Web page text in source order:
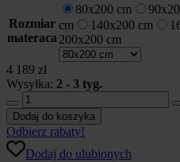
Rozmiar
materaca
80x200 cm
cm
140x200 cm
200x200 cm
4 189 zł
Wysyłka: 2 - 3 tyg.
ilość
Materac
Gdańsk
City
piankowy
Dodaj do koszyka
Odbierz rabaty!
Dodaj do ulubionych